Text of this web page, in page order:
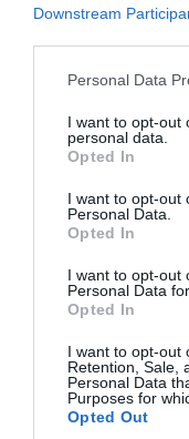
Downstream
Please note that this
not limited to your
grant or deny
use your data for
consent section.
Personal Data
I want to opt-out
personal data.
Opted In
I want to opt-out
Personal Data.
Opted In
I want to opt-out
Personal Data
Opted In
I want to opt-out
Retention, Sale,
Personal Data
Purposes for
Opted Out
07.08.2026 | 16:02
Κ.Τσίγκας για
πετούν τη
ρίψεις νερού»
ΠΟΛΙΤΙΚΗ